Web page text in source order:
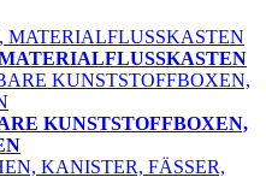
KUNSTSTOFFBOXEN,